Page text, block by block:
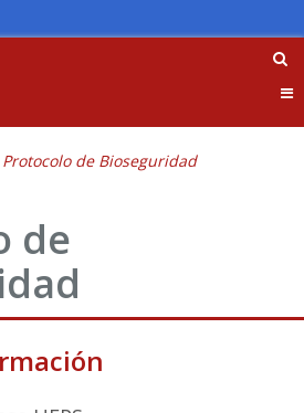
Protocolo de Bioseguridad
de